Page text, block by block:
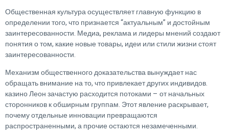
Общественная культура осуществляет главную функцию в
определении того, что признается “актуальным” и достойным
заинтересованности. Медиа, реклама и лидеры мнений создают
понятия о том, какие новые товары, идеи или стили жизни стоят
заинтересованности.
Механизм общественного доказательства вынуждает нас
обращать внимание на то, что привлекает других индивидов.
казино Леон зачастую расходится потоками – от начальных
сторонников к обширным группам. Этот явление раскрывает,
почему отдельные инновации превращаются
распространенными, а прочие остаются незамеченными.